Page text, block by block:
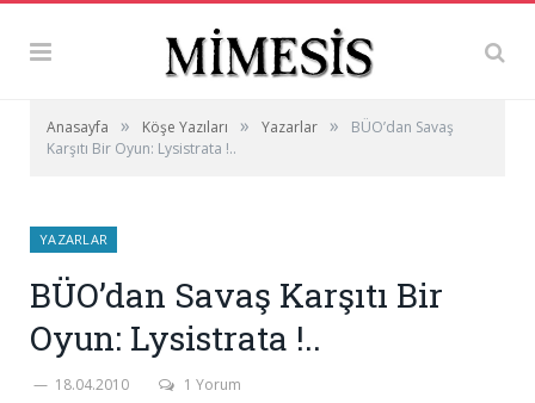
Anasayfa » Köşe Yazıları » Yazarlar »
BÜO’dan Savaş
Karşıtı Bir Oyun: Lysistrata !..
YAZARLAR
BÜO’dan Savaş Karşıtı Bir
Oyun: Lysistrata !..
18.04.2010 1 Yorum